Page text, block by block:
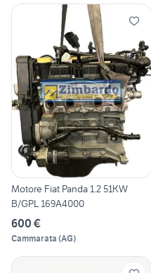
Motore Fiat Panda 1.2 51KW
B/GPL 169A4000
600 €
Cammarata (AG)